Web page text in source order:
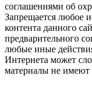
соглашениями об
Запрещается любое
контента данного
предварительного
любые иные
Интернета может
материалы не